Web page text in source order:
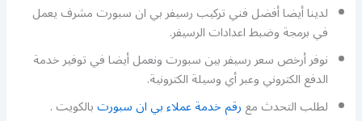
لدينا أيضا أفضل فني تركيب رسيفر بي ان سبورت مشرف يعمل
في برمجة وضبط اعدادات الرسيفر.
نوفر أرخص سعر رسيفر بين سبورت ونعمل أيضا في توفير خدمة
الدفع الكتروني وعبر أي وسيلة الكترونية.
لطلب التحدث معرقم خدمة عملاء بي ان سبورتبالكويت .